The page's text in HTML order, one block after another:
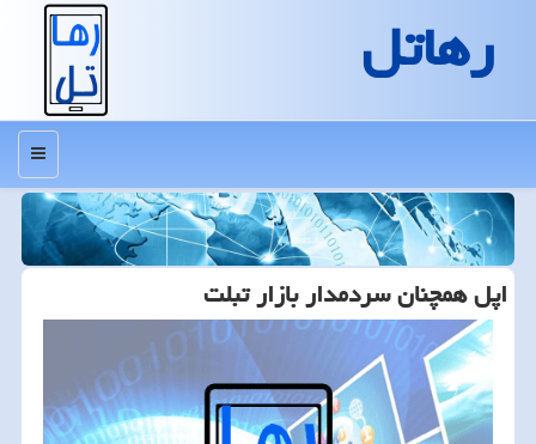
رهاتل
منو
اپل همچنان سردمدار بازار تبلت